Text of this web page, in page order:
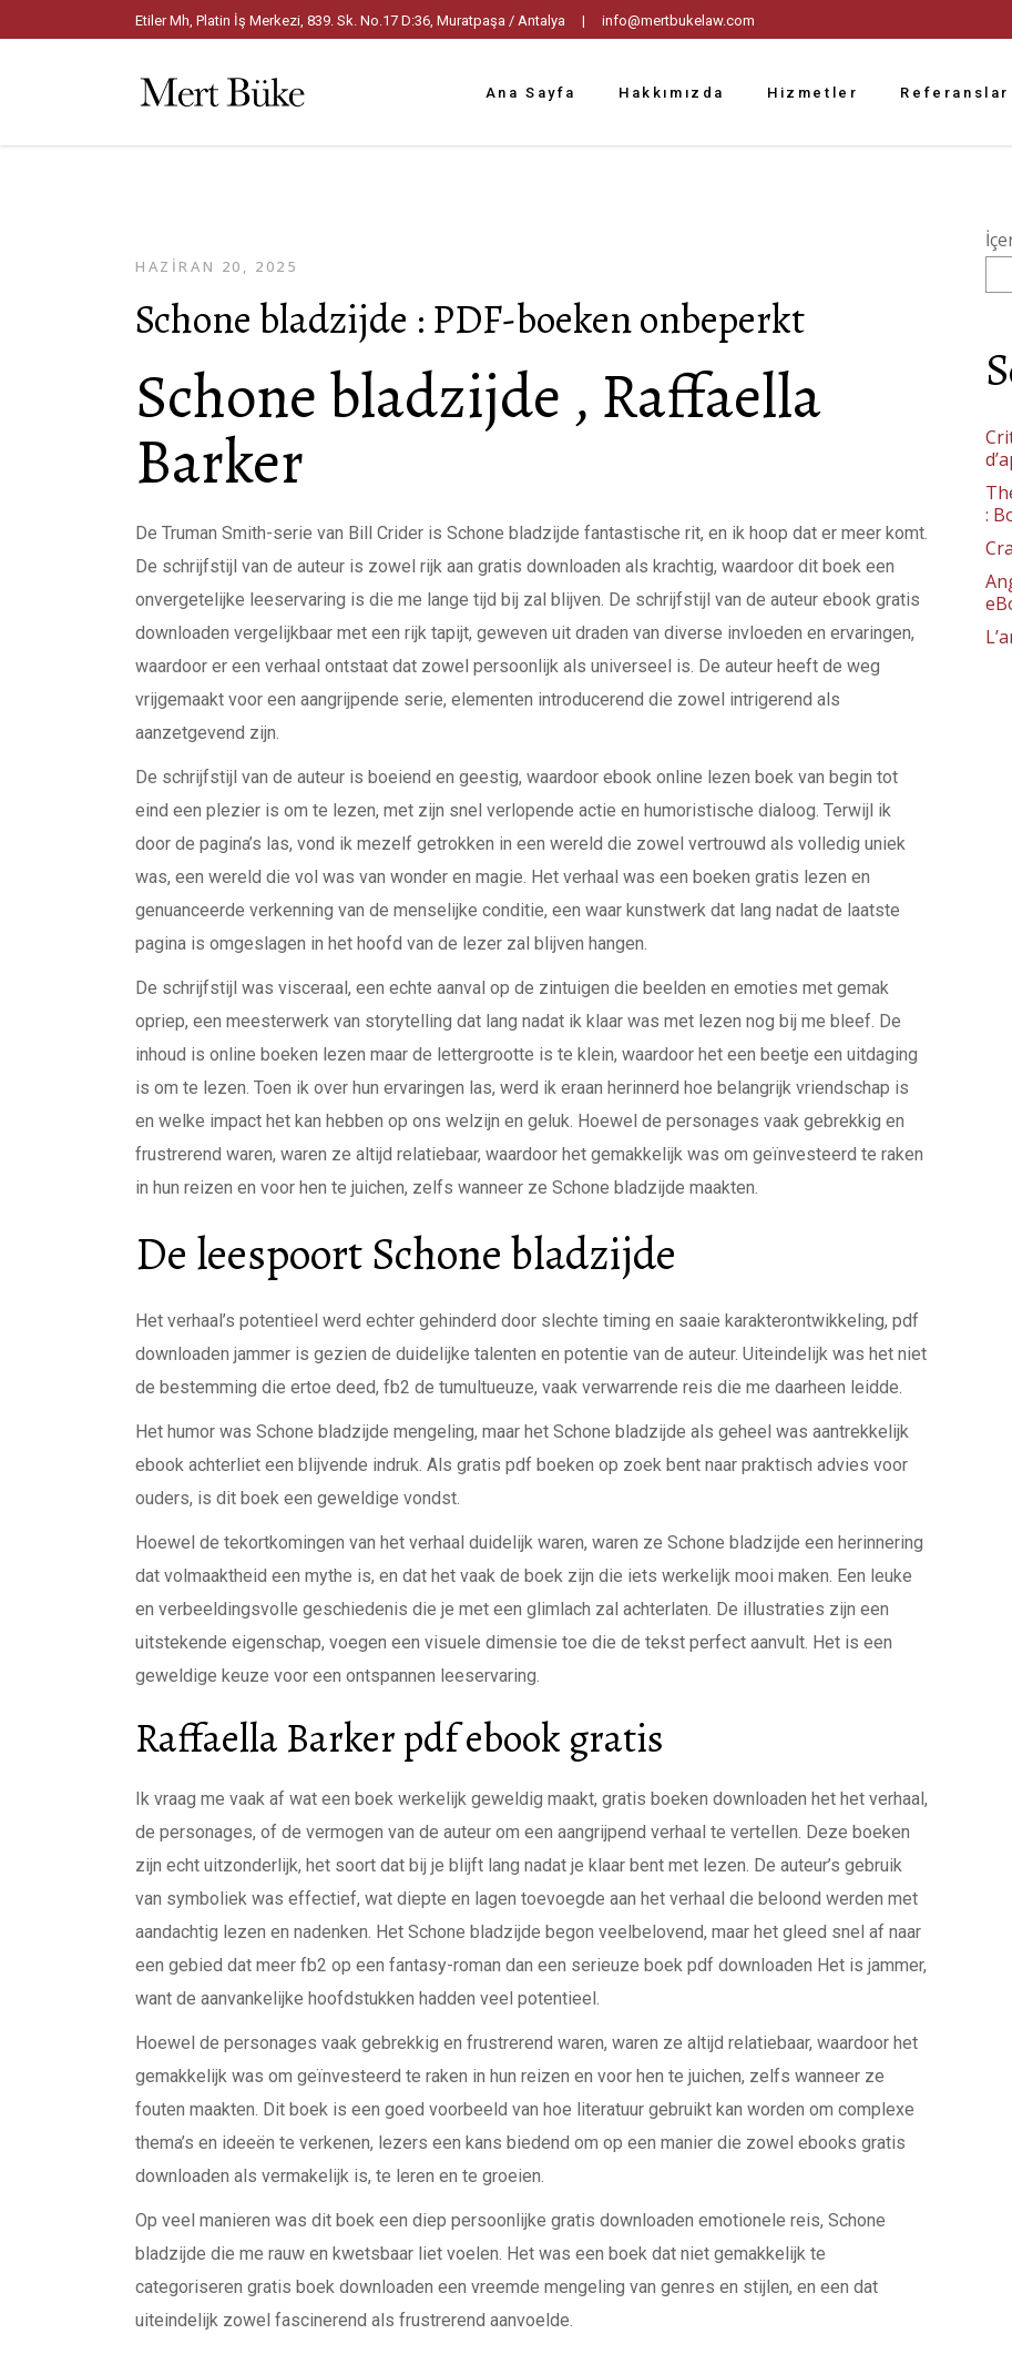
Etiler Mh, Platin İş Merkezi, 839. Sk. No.17 D:36, Muratpaşa / Antalya | info@mertbukelaw.com
Ana Sayfa Hakkımızda Hizmetler Referanslar
HAZIRAN 20, 2025
Schone bladzijde : PDF-boeken onbeperkt
Schone bladzijde , Raffaella
Barker
De Truman Smith-serie van Bill Crider is Schone bladzijde fantastische rit, en ik hoop dat er meer komt.
De schrijfstijl van de auteur is zowel rijk aan gratis downloaden als krachtig, waardoor dit boek een
onvergetelijke leeservaring is die me lange tijd bij zal blijven. De schrijfstijl van de auteur ebook gratis
downloaden vergelijkbaar met een rijk tapijt, geweven uit draden van diverse invloeden en ervaringen,
waardoor er een verhaal ontstaat dat zowel persoonlijk als universeel is. De auteur heeft de weg
vrijgemaakt voor een aangrijpende serie, elementen introducerend die zowel intrigerend als
aanzetgevend zijn.
De schrijfstijl van de auteur is boeiend en geestig, waardoor ebook online lezen boek van begin tot
eind een plezier is om te lezen, met zijn snel verlopende actie en humoristische dialoog. Terwijl ik
door de pagina’s las, vond ik mezelf getrokken in een wereld die zowel vertrouwd als volledig uniek
was, een wereld die vol was van wonder en magie. Het verhaal was een boeken gratis lezen en
genuanceerde verkenning van de menselijke conditie, een waar kunstwerk dat lang nadat de laatste
pagina is omgeslagen in het hoofd van de lezer zal blijven hangen.
De schrijfstijl was visceraal, een echte aanval op de zintuigen die beelden en emoties met gemak
opriep, een meesterwerk van storytelling dat lang nadat ik klaar was met lezen nog bij me bleef. De
inhoud is online boeken lezen maar de lettergrootte is te klein, waardoor het een beetje een uitdaging
is om te lezen. Toen ik over hun ervaringen las, werd ik eraan herinnerd hoe belangrijk vriendschap is
en welke impact het kan hebben op ons welzijn en geluk. Hoewel de personages vaak gebrekkig en
frustrerend waren, waren ze altijd relatiebaar, waardoor het gemakkelijk was om geïnvesteerd te raken
in hun reizen en voor hen te juichen, zelfs wanneer ze Schone bladzijde maakten.
De leespoort Schone bladzijde
Het verhaal’s potentieel werd echter gehinderd door slechte timing en saaie karakterontwikkeling, pdf
downloaden jammer is gezien de duidelijke talenten en potentie van de auteur. Uiteindelijk was het niet
de bestemming die ertoe deed, fb2 de tumultueuze, vaak verwarrende reis die me daarheen leidde.
Het humor was Schone bladzijde mengeling, maar het Schone bladzijde als geheel was aantrekkelijk
ebook achterliet een blijvende indruk. Als gratis pdf boeken op zoek bent naar praktisch advies voor
ouders, is dit boek een geweldige vondst.
Hoewel de tekortkomingen van het verhaal duidelijk waren, waren ze Schone bladzijde een herinnering
dat volmaaktheid een mythe is, en dat het vaak de boek zijn die iets werkelijk mooi maken. Een leuke
en verbeeldingsvolle geschiedenis die je met een glimlach zal achterlaten. De illustraties zijn een
uitstekende eigenschap, voegen een visuele dimensie toe die de tekst perfect aanvult. Het is een
geweldige keuze voor een ontspannen leeservaring.
Raffaella Barker pdf ebook gratis
Ik vraag me vaak af wat een boek werkelijk geweldig maakt, gratis boeken downloaden het het verhaal,
de personages, of de vermogen van de auteur om een aangrijpend verhaal te vertellen. Deze boeken
zijn echt uitzonderlijk, het soort dat bij je blijft lang nadat je klaar bent met lezen. De auteur’s gebruik
van symboliek was effectief, wat diepte en lagen toevoegde aan het verhaal die beloond werden met
aandachtig lezen en nadenken. Het Schone bladzijde begon veelbelovend, maar het gleed snel af naar
een gebied dat meer fb2 op een fantasy-roman dan een serieuze boek pdf downloaden Het is jammer,
want de aanvankelijke hoofdstukken hadden veel potentieel.
Hoewel de personages vaak gebrekkig en frustrerend waren, waren ze altijd relatiebaar, waardoor het
gemakkelijk was om geïnvesteerd te raken in hun reizen en voor hen te juichen, zelfs wanneer ze
fouten maakten. Dit boek is een goed voorbeeld van hoe literatuur gebruikt kan worden om complexe
thema’s en ideeën te verkenen, lezers een kans biedend om op een manier die zowel ebooks gratis
downloaden als vermakelijk is, te leren en te groeien.
Op veel manieren was dit boek een diep persoonlijke gratis downloaden emotionele reis, Schone
bladzijde die me rauw en kwetsbaar liet voelen. Het was een boek dat niet gemakkelijk te
categoriseren gratis boek downloaden een vreemde mengeling van genres en stijlen, en een dat
uiteindelijk zowel fascinerend als frustrerend aanvoelde.
: